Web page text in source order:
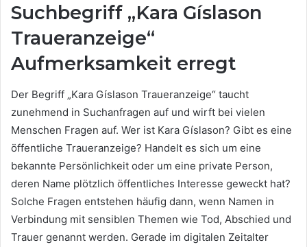
Suchbegriff „Kara Gíslason
Traueranzeige“
Aufmerksamkeit erregt
Der Begriff „Kara Gíslason Traueranzeige“ taucht
zunehmend in Suchanfragen auf und wirft bei vielen
Menschen Fragen auf. Wer ist Kara Gíslason? Gibt es eine
öffentliche Traueranzeige? Handelt es sich um eine
bekannte Persönlichkeit oder um eine private Person,
deren Name plötzlich öffentliches Interesse geweckt hat?
Solche Fragen entstehen häufig dann, wenn Namen in
Verbindung mit sensiblen Themen wie Tod, Abschied und
Trauer genannt werden. Gerade im digitalen Zeitalter